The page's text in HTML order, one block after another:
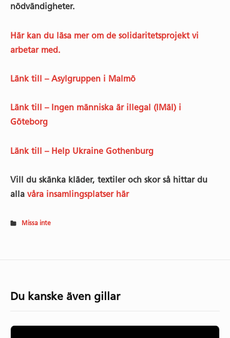
nödvändigheter.
Här kan du läsa mer om de solidaritetsprojekt vi
arbetar med.
Länk till – Asylgruppen i Malmö
Länk till – Ingen människa är illegal (IMäI) i
Göteborg
Länk till – Help Ukraine Gothenburg
Vill du skänka kläder, textiler och skor så hittar du
alla våra insamlingsplatser här
Missa inte
Du kanske även gillar
Limited